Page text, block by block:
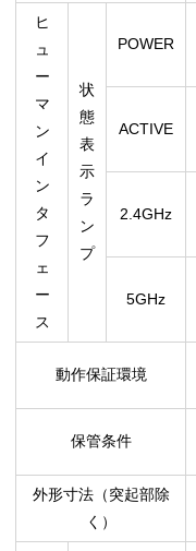
ヒ
ュ
ー
マ
ン
イ
ン
タ
フ
ェ
ー
ス
状
態
表
示
ラ
ン
プ
POWER
ACTIVE
2.4GHz
5GHz
動作保証環境
保管条件
外形寸法（突起部除
く）